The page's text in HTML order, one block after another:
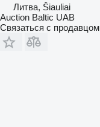
Литва, Šiauliai
Auction Baltic UAB
Связаться с продавцом